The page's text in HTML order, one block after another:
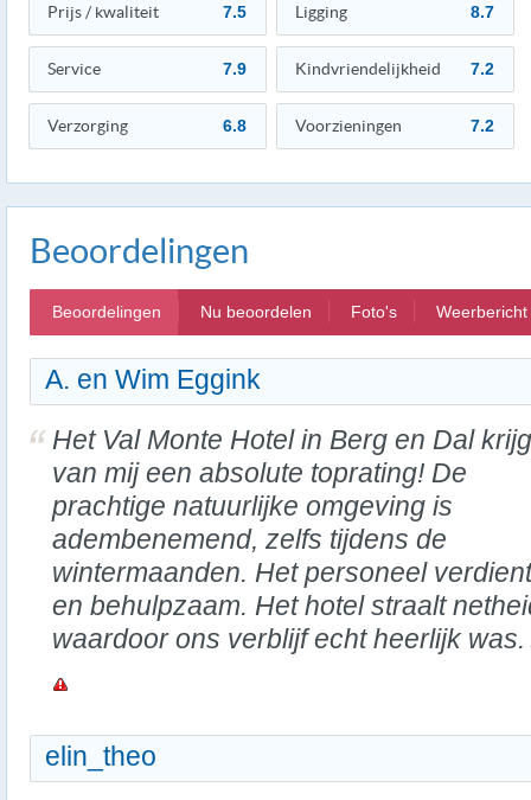
Prijs / kwaliteit 7.5 Ligging 8.7
Service 7.9 Kindvriendelijkheid 7.2
Verzorging 6.8 Voorzieningen 7.2
Beoordelingen
Beoordelingen Nu beoordelen Foto's Weerbericht
A. en Wim Eggink
Het Val Monte Hotel in Berg en Dal
van mij een absolute toprating! De
prachtige natuurlijke omgeving is
adembenemend, zelfs tijdens de
wintermaanden. Het personeel
en behulpzaam. Het hotel straalt
waardoor ons verblijf echt heerlijk was.
elin_theo